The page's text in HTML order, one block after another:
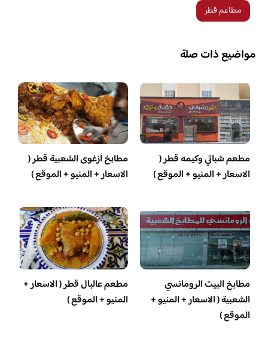
مطاعم قطر
مواضيع ذات صلة
مطعم شباتي وكيمه قطر (
الاسعار + المنيو + الموقع )
مطابخ ازغوى الشعبية قطر (
الاسعار + المنيو + الموقع )
مطابخ البيت الرومانسي
الشعبية ( الاسعار + المنيو +
الموقع )
مطعم عالبال قطر ( الاسعار +
المنيو + الموقع )